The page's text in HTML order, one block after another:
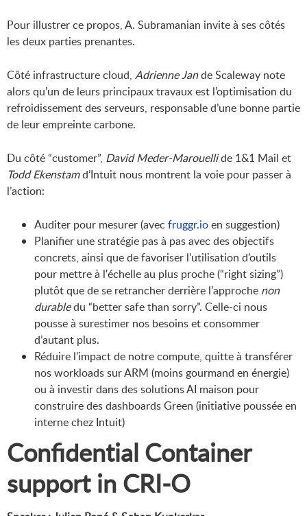
Pour illustrer ce propos, A. Subramanian invite à ses côtés
les deux parties prenantes.
Côté infrastructure cloud, Adrienne Jande Scaleway note
alors qu’un de leurs principaux travaux est l’optimisation du
refroidissement des serveurs, responsable d’une bonne partie
de leur empreinte carbone.
Du côté “customer”, David Meder-Marouellide 1&1 Mail et
Todd Ekenstamd’Intuit nous montrent la voie pour passer à
l’action:
Auditer pour mesurer (avec fruggr.ioen suggestion)
Planifier une stratégie pas à pas avec des objectifs
concrets, ainsi que de favoriser l’utilisation d’outils
pour mettre à l'échelle au plus proche (“right sizing”)
plutôt que de se retrancher derrière l’approche non
durabledu “better safe than sorry”. Celle-ci nous
pousse à surestimer nos besoins et consommer
d’autant plus.
Réduire l’impact de notre compute, quitte à transférer
nos workloads sur ARM (moins gourmand en énergie)
ou à investir dans des solutions AI maison pour
construire des dashboards Green (initiative poussée en
interne chez Intuit)
Confidential Container
support in CRI-O